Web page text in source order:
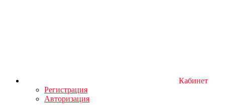
Кабинет
Регистрация
Авторизация